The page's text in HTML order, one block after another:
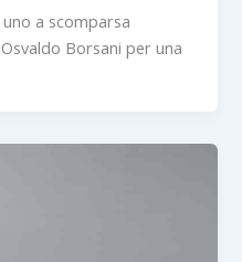
a scomparsa
Borsani per una